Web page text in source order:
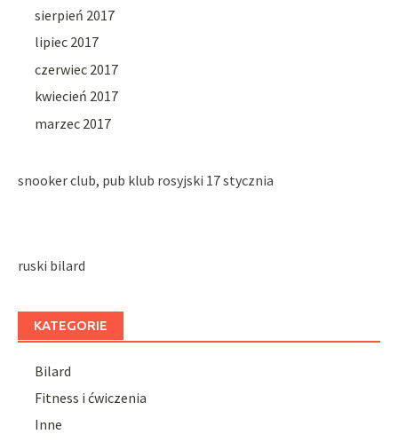
sierpień 2017
lipiec 2017
czerwiec 2017
kwiecień 2017
marzec 2017
snooker club, pub klub rosyjski 17 stycznia
ruski bilard
KATEGORIE
Bilard
Fitness i ćwiczenia
Inne